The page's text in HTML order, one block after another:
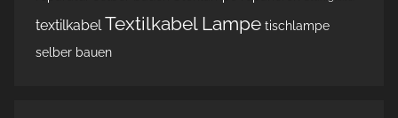
textilkabel Textilkabel Lampe tischlampe
selber bauen